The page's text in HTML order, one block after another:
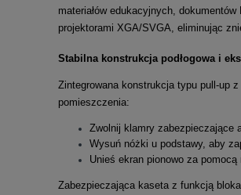
materiałów edukacyjnych,
projektorami XGA/SVGA, eliminując
Stabilna konstrukcja podłogowa i
Zintegrowana konstrukcja typu pull-up
pomieszczenia:
Zwolnij klamry zabezpieczające
Wysuń nóżki u podstawy, aby
Unieś ekran pionowo za
Zabezpieczająca kaseta z funkcją